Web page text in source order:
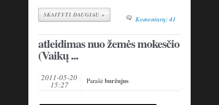
SKAITYTI DAUGIAU » Komentarų: 41
atleidimas nuo žemės mokesčio
(Vaikų ...
2011-05-20
15:27 Parašėburžujus